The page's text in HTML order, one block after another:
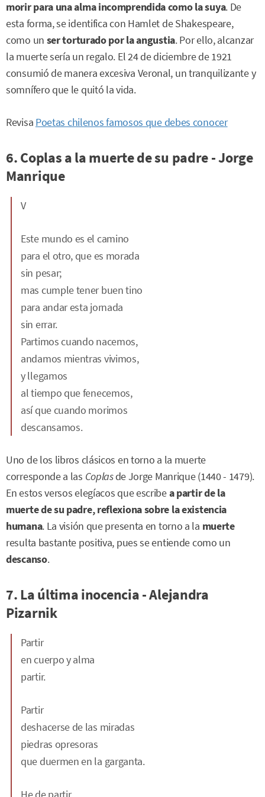
morir para una alma incomprendida como la suya. De
esta forma, se identifica con Hamlet de Shakespeare,
como un ser torturado por la angustia. Por ello, alcanzar
la muerte sería un regalo. El 24 de diciembre de 1921
consumió de manera excesiva Veronal, un tranquilizante y
somnífero que le quitó la vida.
Revisa Poetas chilenos famosos que debes conocer
6. Coplas a la muerte de su padre - Jorge
Manrique
V
Este mundo es el camino
para el otro, que es morada
sin pesar;
mas cumple tener buen tino
para andar esta jornada
sin errar.
Partimos cuando nacemos,
andamos mientras vivimos,
y llegamos
al tiempo que fenecemos,
así que cuando morimos
descansamos.
Uno de los libros clásicos en torno a la muerte
corresponde a las Coplasde Jorge Manrique (1440 - 1479).
En estos versos elegíacos que escribea partir de la
muerte de su padre, reflexiona sobre la existencia
humana. La visión que presenta en torno a la muerte
resulta bastante positiva, pues se entiende como un
descanso.
7. La última inocencia - Alejandra
Pizarnik
Partir
en cuerpo y alma
partir.
Partir
deshacerse de las miradas
piedras opresoras
que duermen en la garganta.
He de partir